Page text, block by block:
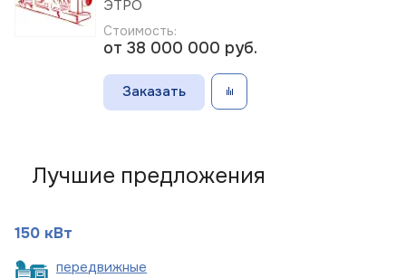
ЭТРО
Стоимость:
от 38 000 000 руб.
Заказать
Лучшие предложения
150 кВт
передвижные